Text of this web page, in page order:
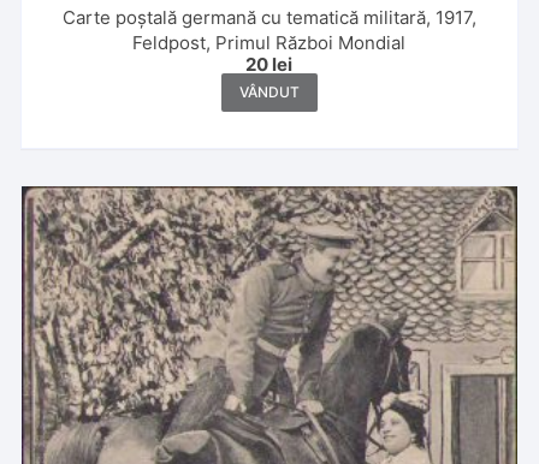
Carte poștală germană cu tematică militară, 1917,
Feldpost, Primul Război Mondial
20 lei
VÂNDUT